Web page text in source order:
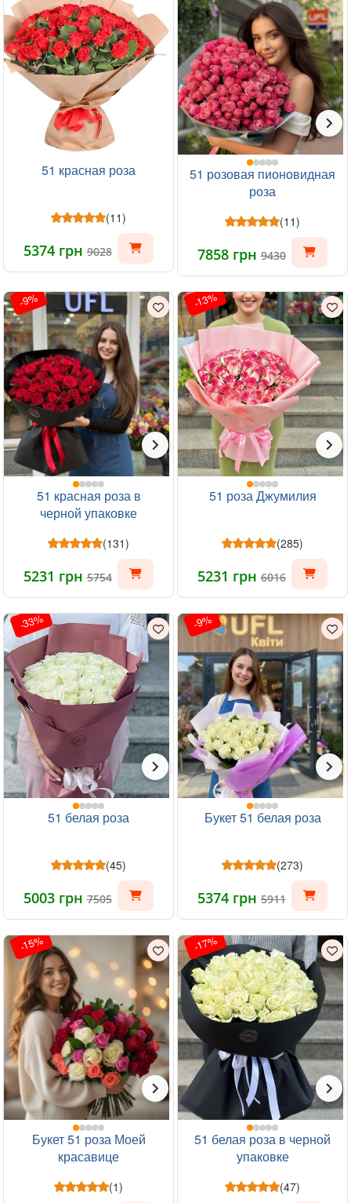
51 красная роза
(11)
5374 грн9028
51 розовая пионовидная
роза
(11)
7858 грн9430
-9%
51 красная роза в
черной упаковке
(131)
5231 грн5754
-13%
51 роза Джумилия
(285)
5231 грн6016
-33%
51 белая роза
(45)
5003 грн7505
-9%
Букет 51 белая роза
(273)
5374 грн5911
-15%
Букет 51 роза Моей
красавице
(1)
-17%
51 белая роза в черной
упаковке
(47)